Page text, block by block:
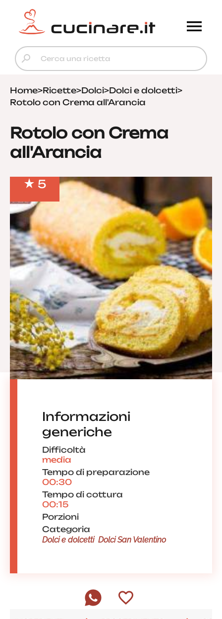
Home>Ricette>Dolci>Dolci e dolcetti>
Rotolo con Crema all'Arancia
Rotolo con Crema
all'Arancia
5
Informazioni
generiche
Difficoltà
media
Tempo di preparazione
00:30
Tempo di cottura
00:15
Porzioni
Categoria
Dolci e dolcetti Dolci San Valentino